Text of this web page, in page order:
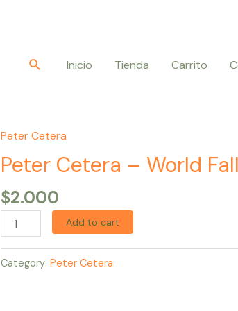
BuscarInicio Tienda Carrito
Peter Cetera
Peter Cetera – World
$2.000
Peter
Cetera
–
World
Falling
Down
quantity
Add to cart
Category: Peter Cetera